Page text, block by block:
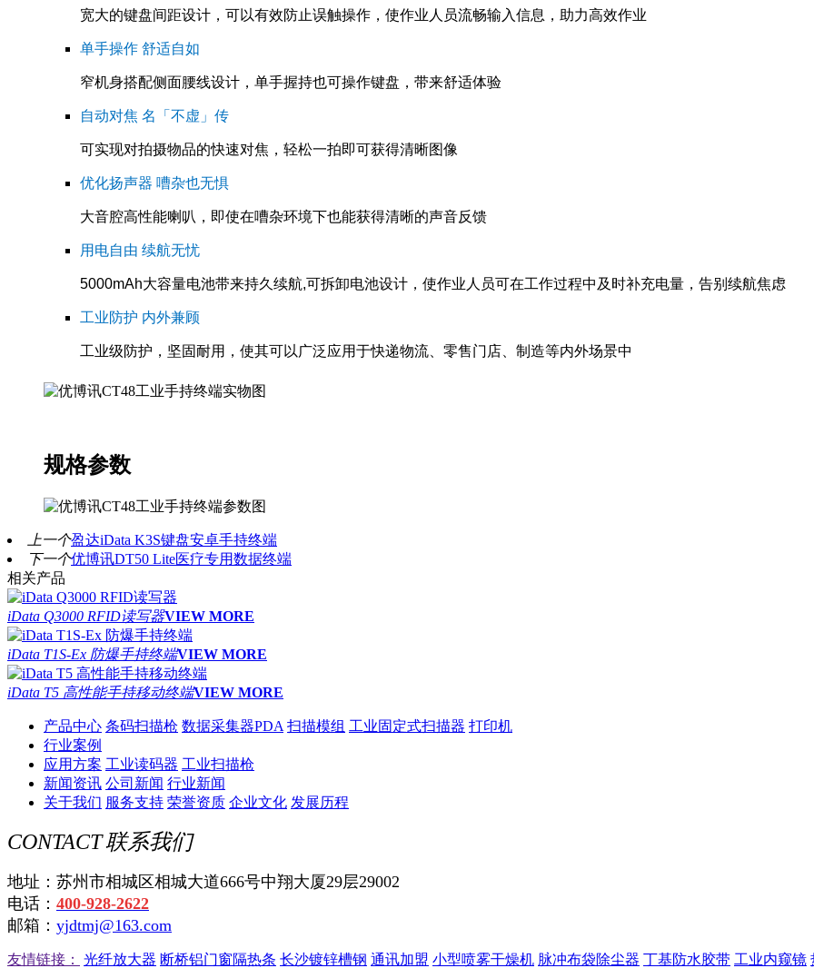
宽大的键盘间距设计，可以有效防止误触操作，使作业人员流畅输入信息，助力高效作业
单手操作 舒适自如
窄机身搭配侧面腰线设计，单手握持也可操作键盘，带来舒适体验
自动对焦 名「不虚」传
可实现对拍摄物品的快速对焦，轻松一拍即可获得清晰图像
优化扬声器 嘈杂也无惧
大音腔高性能喇叭，即使在嘈杂环境下也能获得清晰的声音反馈
用电自由 续航无忧
5000mAh大容量电池带来持久续航,可拆卸电池设计，使作业人员可在工作过程中及时补充电量，告别续航焦虑
工业防护 内外兼顾
工业级防护，坚固耐用，使其可以广泛应用于快递物流、零售门店、制造等内外场景中
规格参数
上一个盈达iData K3S键盘安卓手持终端
下一个优博讯DT50 Lite医疗专用数据终端
相关产品
iData Q3000 RFID读写器VIEW MORE
iData T1S-Ex 防爆手持终端VIEW MORE
iData T5 高性能手持移动终端VIEW MORE
产品中心 条码扫描枪 数据采集器PDA 扫描模组 工业固定式扫描器 打印机
行业案例
应用方案 工业读码器 工业扫描枪
新闻资讯 公司新闻 行业新闻
关于我们 服务支持 荣誉资质 企业文化 发展历程
CONTACT联系我们
地址：苏州市相城区相城大道666号中翔大厦29层29002
电话： 400-928-2622
邮箱： yjdtmj@163.com
友情链接： 光纤放大器 断桥铝门窗隔热条 长沙镀锌槽钢 通讯加盟 小型喷雾干燥机 脉冲布袋除尘器 丁基防水胶带 工业内窥镜